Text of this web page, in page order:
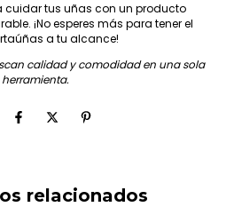
cuidar tus uñas con un producto
¡No esperes más para tener el
a tu alcance!
calidad y comodidad en una sola
herramienta.
relacionados